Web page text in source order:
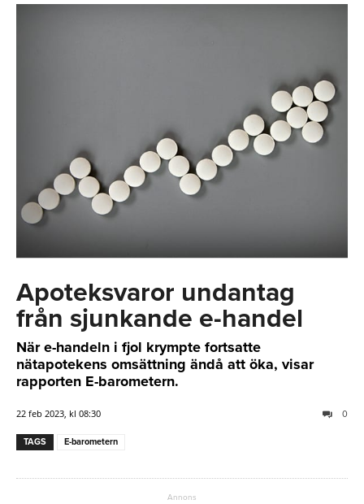
Apoteksvaror undantag
från sjunkande e-handel
När e-handeln i fjol krympte fortsatte
nätapotekens omsättning ändå att öka, visar
rapporten E-barometern.
22 feb 2023, kl 08:30 0
TAGS E-barometern
Annons